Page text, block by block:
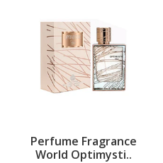
Perfume Fragrance
World Optimysti..